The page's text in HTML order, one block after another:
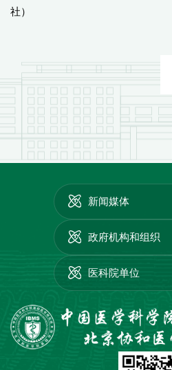
社）
新闻媒体
政府机构和组织
医科院单位